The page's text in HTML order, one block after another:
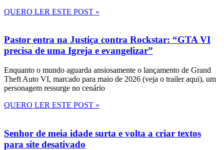
QUERO LER ESTE POST »
Pastor entra na Justiça contra Rockstar: “GTA VI
precisa de uma Igreja e evangelizar”
Enquanto o mundo aguarda ansiosamente o lançamento de Grand
Theft Auto VI, marcado para maio de 2026 (veja o trailer aqui), um
personagem ressurge no cenário
QUERO LER ESTE POST »
Senhor de meia idade surta e volta a criar textos
para site desativado